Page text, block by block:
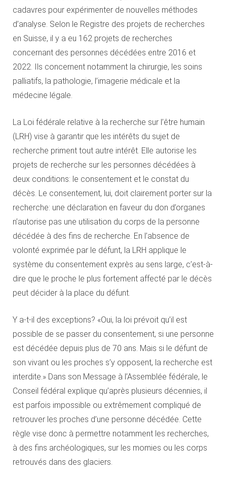
cadavres pour expérimenter de nouvelles méthodes
d’analyse. Selon le Registre des projets de recherches
en Suisse, il y a eu 162 projets de recherches
concernant des personnes décédées entre 2016 et
2022. Ils concernent notamment la chirurgie, les soins
palliatifs, la pathologie, l’imagerie médicale et la
médecine légale.
La Loi fédérale relative à la recherche sur l’être humain
(LRH) vise à garantir que les intérêts du sujet de
recherche priment tout autre intérêt. Elle autorise les
projets de recherche sur les personnes décédées à
deux conditions: le consentement et le constat du
décès. Le consentement, lui, doit clairement porter sur la
recherche: une déclaration en faveur du don d’organes
n’autorise pas une utilisation du corps de la personne
décédée à des fins de recherche. En l’absence de
volonté exprimée par le défunt, la LRH applique le
système du consentement exprès au sens large, c’est-à-
dire que le proche le plus fortement affecté par le décès
peut décider à la place du défunt.
Y a-t-il des exceptions? «Oui, la loi prévoit qu’il est
possible de se passer du consentement, si une personne
est décédée depuis plus de 70 ans. Mais si le défunt de
son vivant ou les proches s’y opposent, la recherche est
interdite.» Dans son Message à l’Assemblée fédérale, le
Conseil fédéral explique qu’après plusieurs décennies, il
est parfois impossible ou extrêmement compliqué de
retrouver les proches d’une personne décédée. Cette
règle vise donc à permettre notamment les recherches,
à des fins archéologiques, sur les momies ou les corps
retrouvés dans des glaciers.